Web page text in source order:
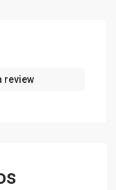
review